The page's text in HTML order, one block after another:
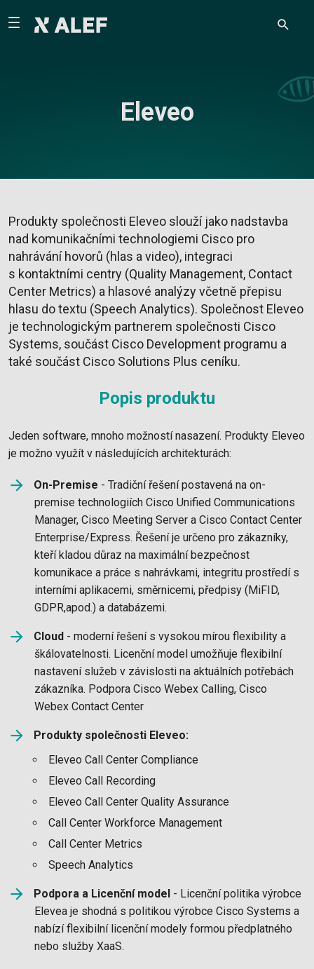
Eleveo
Produkty společnosti Eleveo slouží jako nadstavba
nad komunikačními technologiemi Cisco pro
nahrávání hovorů (hlas a video), integraci
s kontaktními centry (Quality Management, Contact
Center Metrics) a hlasové analýzy včetně přepisu
hlasu do textu (Speech Analytics). Společnost Eleveo
je technologickým partnerem společnosti Cisco
Systems, součást Cisco Development programu a
také součást Cisco Solutions Plus ceníku.
Popis produktu
Jeden software, mnoho možností nasazení. Produkty Eleveo
je možno využít v následujících architekturách:
On-Premise - Tradiční řešení postavená na on-
premise technologiích Cisco Unified Communications
Manager, Cisco Meeting Server a Cisco Contact Center
Enterprise/Express. Řešení je určeno pro zákazníky,
kteří kladou důraz na maximální bezpečnost
komunikace a práce s nahrávkami, integritu prostředí s
interními aplikacemi, směrnicemi, předpisy (MiFID,
GDPR,apod.) a databázemi.
Cloud - moderní řešení s vysokou mírou flexibility a
škálovatelnosti. Licenční model umožňuje flexibilní
nastavení služeb v závislosti na aktuálních potřebách
zákazníka. Podpora Cisco Webex Calling, Cisco
Webex Contact Center
Produkty společnosti Eleveo:
Eleveo Call Center Compliance
Eleveo Call Recording
Eleveo Call Center Quality Assurance
Call Center Workforce Management
Call Center Metrics
Speech Analytics
Podpora a Licenční model - Licenční politika výrobce
Elevea je shodná s politikou výrobce Cisco Systems a
nabízí flexibilní licenční modely formou předplatného
nebo služby XaaS.